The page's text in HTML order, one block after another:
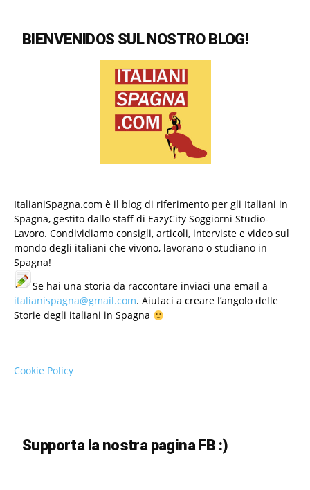
BIENVENIDOS SUL NOSTRO BLOG!
ItalianiSpagna.com è il blog di riferimento per gli Italiani in
Spagna, gestito dallo staff di EazyCity Soggiorni Studio-
Lavoro. Condividiamo consigli, articoli, interviste e video sul
mondo degli italiani che vivono, lavorano o studiano in
Spagna!
Se hai una storia da raccontare inviaci una email a
italianispagna@gmail.com. Aiutaci a creare l’angolo delle
Storie degli italiani in Spagna
Cookie Policy
Supporta la nostra pagina FB :)